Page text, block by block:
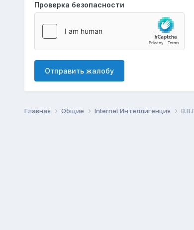
Проверка безопасности
Отправить жалобу
Главная Общие Internet Интеллигенция